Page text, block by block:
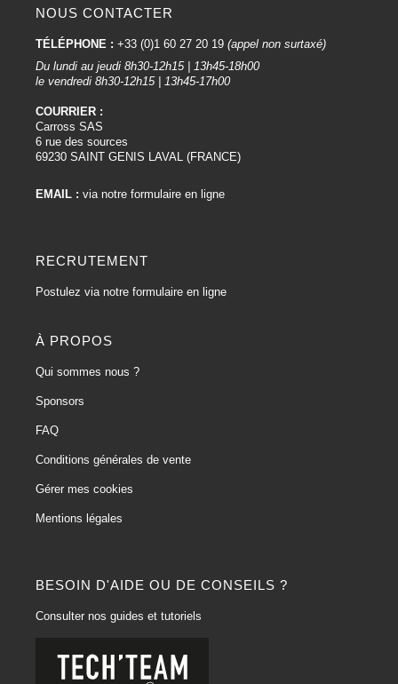
BESOIN D'AIDE OU DE CONSEILS ?
Consulter nos guides et tutoriels
NOUS CONTACTER
TÉLÉPHONE : +33 (0)1 60 27 20 19 (appel non surtaxé)
Du lundi au jeudi 8h30-12h15 | 13h45-18h00
le vendredi 8h30-12h15 | 13h45-17h00
COURRIER :
Carross SAS
6 rue des sources
69230 SAINT GENIS LAVAL (FRANCE)
EMAIL : via notre formulaire en ligne
RECRUTEMENT
Postulez via notre formulaire en ligne
À PROPOS
Qui sommes nous ?
Sponsors
FAQ
Conditions générales de vente
Gérer mes cookies
Mentions légales